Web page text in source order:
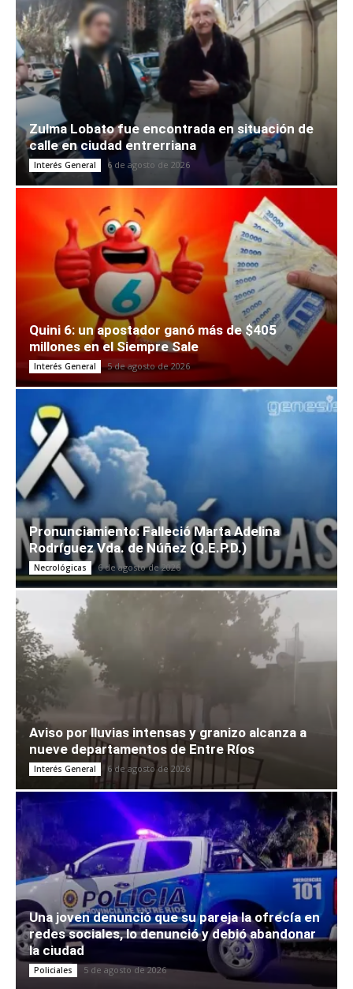
Zulma Lobato fue encontrada en situación de
calle en ciudad entrerriana
Interés General 6 de agosto de 2026
Quini 6: un apostador ganó más de $405
millones en el Siempre Sale
Interés General 5 de agosto de 2026
Pronunciamiento: Falleció Marta Adelina
Rodríguez Vda. de Núñez (Q.E.P.D.)
Necrológicas 6 de agosto de 2026
Aviso por lluvias intensas y granizo alcanza a
nueve departamentos de Entre Ríos
Interés General 6 de agosto de 2026
Una joven denunció que su pareja la ofrecía en
redes sociales, lo denunció y debió abandonar
la ciudad
Policiales 5 de agosto de 2026